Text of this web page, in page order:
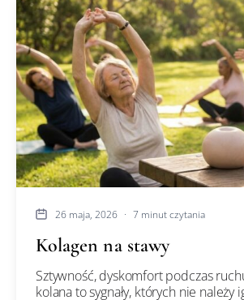
26 maja, 2026 · 7 minut czytania
Kolagen na stawy
Sztywność, dyskomfort podczas
kolana to sygnały, których nie należy